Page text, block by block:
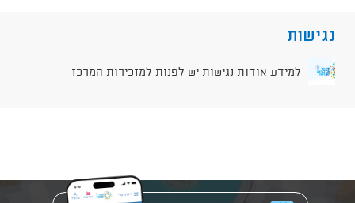
נגישות
למידע אודות נגישות יש לפנות למזכירות המרכז